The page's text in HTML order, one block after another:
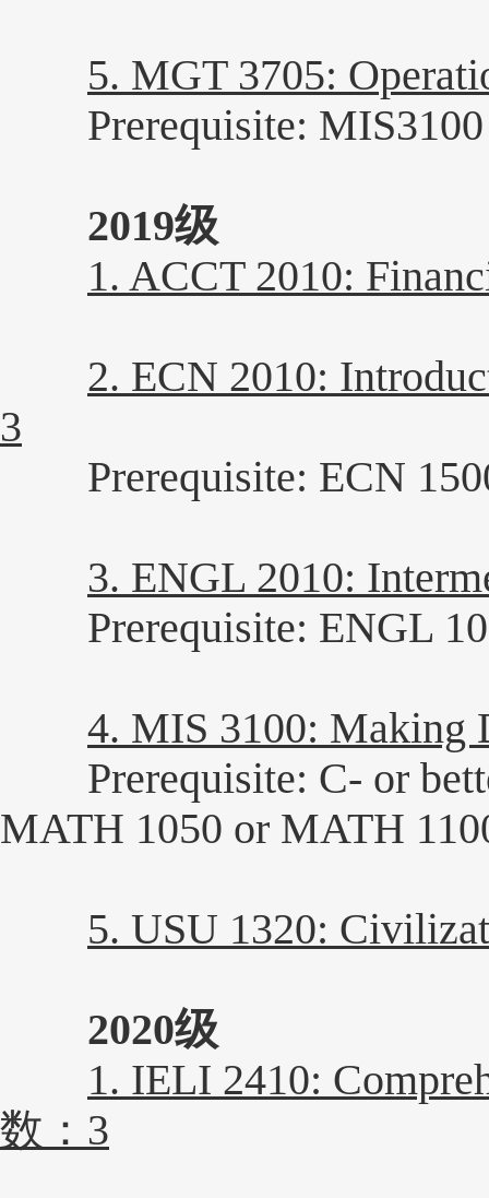
5. MGT 3705:
Prerequisite: MIS3100
2019级
1. ACCT 2010:
2. ECN 2010:
3
Prerequisite: ECN
3. ENGL 2010:
Prerequisite: ENGL
4. MIS 3100: Making
Prerequisite: C- or
MATH 1050 or MATH
5. USU 1320:
2020级
1. IELI 2410:
数：3